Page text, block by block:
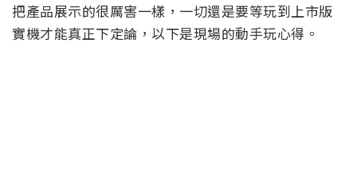
把產品展示的很厲害一樣，一切還是要等玩到上市版
實機才能真正下定論，以下是現場的動手玩心得。